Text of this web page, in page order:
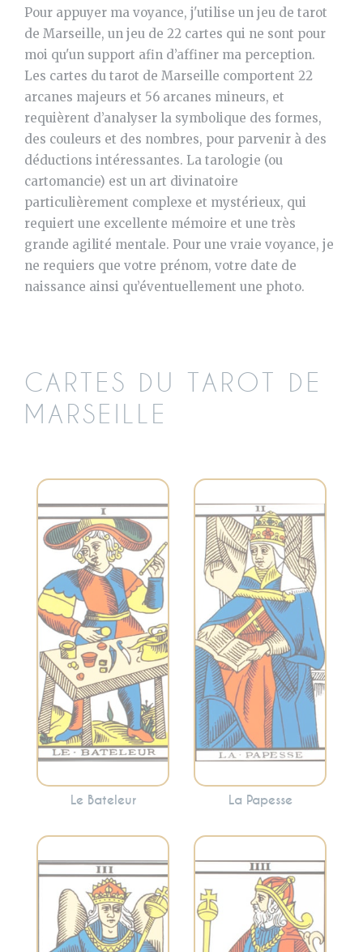
Pour appuyer ma voyance, j'utilise un jeu de tarot
de Marseille, un jeu de 22 cartes qui ne sont pour
moi qu'un support afin d’affiner ma perception.
Les cartes du tarot de Marseille comportent 22
arcanes majeurs et 56 arcanes mineurs, et
requièrent d’analyser la symbolique des formes,
des couleurs et des nombres, pour parvenir à des
déductions intéressantes. La tarologie (ou
cartomancie) est un art divinatoire
particulièrement complexe et mystérieux, qui
requiert une excellente mémoire et une très
grande agilité mentale. Pour une vraie voyance, je
ne requiers que votre prénom, votre date de
naissance ainsi qu’éventuellement une photo.
CARTES DU TAROT DE
MARSEILLE
Représente la
créativité, le
potentiel inexploré
et les débuts. Le
Bateleur indique
une opportunité de
prendre des
mesures concrètes
pour réaliser vos
aspirations.
Le Bateleur
Symbolise la
connaissance
intérieure, la
sagesse féminine
et la réflexion
profonde. C’est un
appel à écouter
votre intuition et à
plonger dans les
mystères de votre
esprit.
La Papesse
Évoque la fertilité,
la créativité,
l’abondance et la
Représente
l’autorité, la
structure, la
stabilité et le
leadership.